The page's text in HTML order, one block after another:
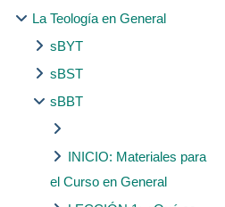
La Teología en General
sBYT
sBST
sBBT
INICIO: Materiales para
el Curso en General